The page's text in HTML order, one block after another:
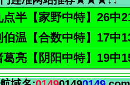
半【家野中特】26中
温【合数中特】17中
亮【阴阳中特】19中